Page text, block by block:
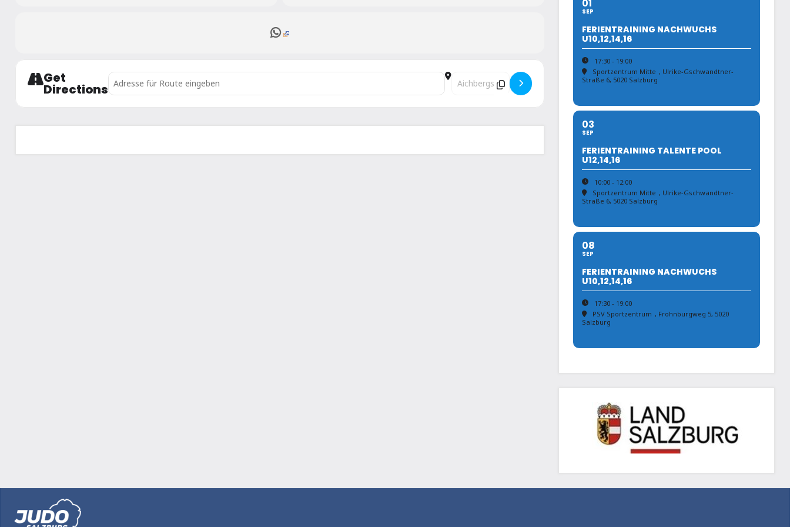
Get
Directions
Address - Salzburger Landesrandori U10-U14 [] Destination Address - Salzburger Landesrandori U10-U14 []
01
SEP
FERIENTRAINING NACHWUCHS
U10,12,14,16
17:30 - 19:00
Sportzentrum Mitte , Ulrike-Gschwandtner-
Straße 6, 5020 Salzburg
03
SEP
FERIENTRAINING TALENTE POOL
U12,14,16
10:00 - 12:00
Sportzentrum Mitte , Ulrike-Gschwandtner-
Straße 6, 5020 Salzburg
08
SEP
FERIENTRAINING NACHWUCHS
U10,12,14,16
17:30 - 19:00
PSV Sportzentrum , Frohnburgweg 5, 5020
Salzburg